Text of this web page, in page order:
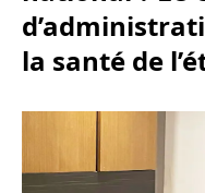
la santé de